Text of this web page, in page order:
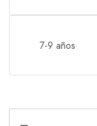
7-9 años